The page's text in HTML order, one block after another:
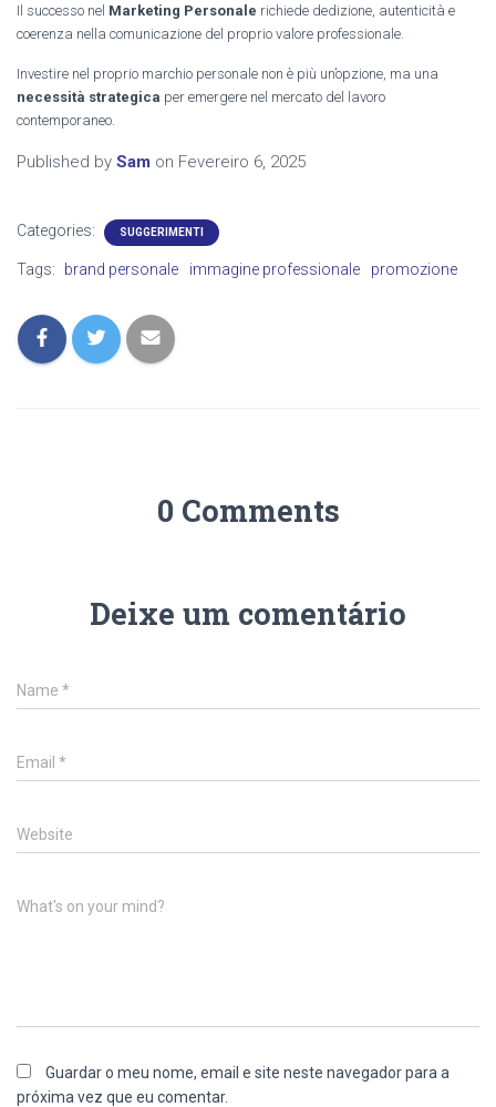
Il successo nel Marketing Personale richiede dedizione, autenticità e
coerenza nella comunicazione del proprio valore professionale.
Investire nel proprio marchio personale non è più un’opzione, ma una
necessità strategica per emergere nel mercato del lavoro
contemporaneo.
Published by Sam on Fevereiro 6, 2025
Categories: SUGGERIMENTI
Tags: brand personale immagine professionale promozione
0 Comments
Deixe um comentário
Name *
Email *
Website
What's on your mind?
Guardar o meu nome, email e site neste navegador para a
próxima vez que eu comentar.